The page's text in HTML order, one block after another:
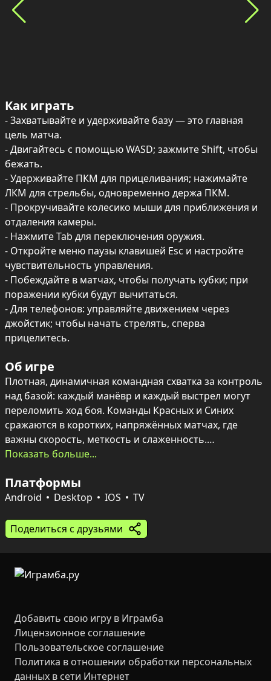
Как играть
- Захватывайте и удерживайте базу — это главная
цель матча.
- Двигайтесь с помощью WASD; зажмите Shift, чтобы
бежать.
- Удерживайте ПКМ для прицеливания; нажимайте
ЛКМ для стрельбы, одновременно держа ПКМ.
- Прокручивайте колесико мыши для приближения и
отдаления камеры.
- Нажмите Tab для переключения оружия.
- Откройте меню паузы клавишей Esc и настройте
чувствительность управления.
- Побеждайте в матчах, чтобы получать кубки; при
поражении кубки будут вычитаться.
- Для телефонов: управляйте движением через
джойстик; чтобы начать стрелять, сперва
прицелитесь.
Об игре
Плотная, динамичная командная схватка за контроль
над базой: каждый манёвр и каждый выстрел могут
переломить ход боя. Команды Красных и Синих
сражаются в коротких, напряжённых матчах, где
важны скорость, меткость и слаженность.
В распоряжении — разнообразное оружие от
уникальными скинами, находящимися в сундуках.
Эксклюзивные расцветки подчеркивают
выделиться на поле боя. Победы приносят кубки,
поражения — уменьшают их количество;
меню паузы.
Показать больше...
Платформы
Android Desktop IOS TV
Поделиться с друзьями
Добавить свою игру в Играмба
Лицензионное соглашение
Пользовательское соглашение
Политика в отношении обработки персональных
данных в сети Интернет